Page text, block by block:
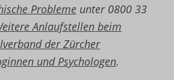
Probleme unter 0800 33
Anlaufstellen beim
der Zürcher
und Psychologen.